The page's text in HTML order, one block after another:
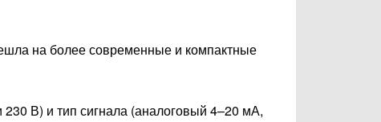
на более современные и компактные
В) и тип сигнала (аналоговый 4–20 мА,